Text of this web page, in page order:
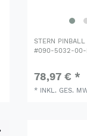
STERN
#090-5032-
78,97 € *
* INKL. GES.